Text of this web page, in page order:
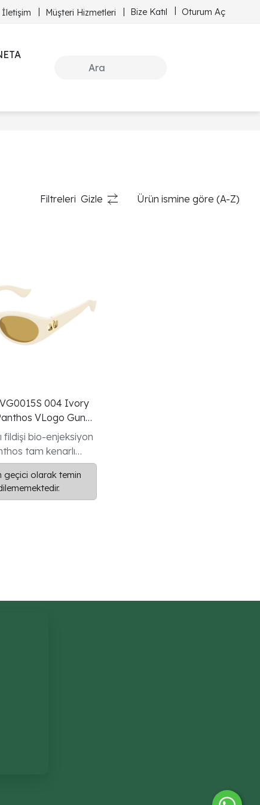
İletişim Müşteri Hizmetleri Bize Katıl Oturum Aç
Filtreleri Gizle Ürün ismine göre (A-Z)
004 Ivory
VLogo Gunes
fildişi bio-enjeksiyon
tam kenarlı
Logo koleksiyonu
geçici olarak temin